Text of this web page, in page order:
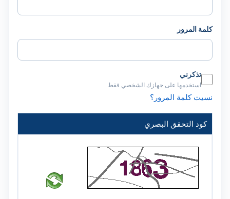
كلمة المرور
تذكرني
استخدمها على جهازك الشخصي فقط
نسيت كلمة المرور؟
كود التحقق البصري